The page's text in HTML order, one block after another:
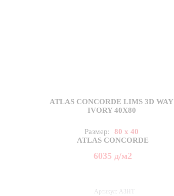
ATLAS CONCORDE LIMS 3D WAY
IVORY 40X80
Размер:
80 x 40
ATLAS CONCORDE
6035 д/м2
Артикул: A3HT